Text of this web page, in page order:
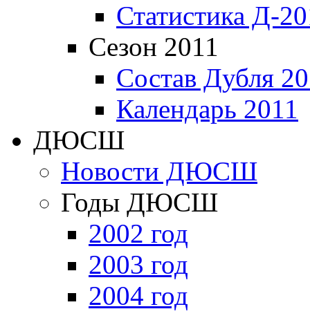
Статистика Д-
Сезон 2011
Состав Дубля
Календарь 2011
ДЮСШ
Новости ДЮСШ
Годы ДЮСШ
2002 год
2003 год
2004 год